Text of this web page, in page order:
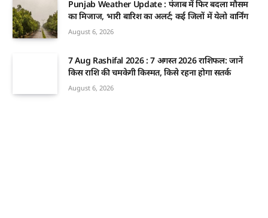
Punjab Weather Update : पंजाब में फिर बदला मौसम
का मिजाज, भारी बारिश का अलर्ट; कई जिलों में येलो वार्निंग
August 6, 2026
7 Aug Rashifal 2026 : 7 अगस्त 2026 राशिफल: जानें
किस राशि की चमकेगी किस्मत, किसे रहना होगा सतर्क
August 6, 2026